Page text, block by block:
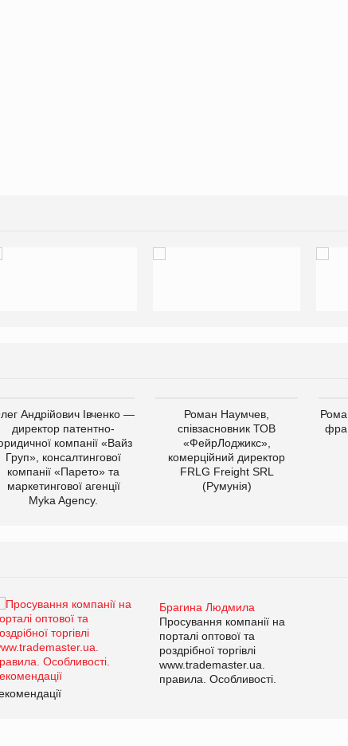
Андрійович Івченко —
директор патентно-
компанії «Вайз
Груп», консалтингової
компанії «Парето» та
маркетингової агенції
Myka Agency.
Роман Наумчев,
співзасновник ТОВ
«ФейрЛоджикс»,
комерційний директор
FRLG Freight SRL
(Румунія)
Брагина Людмила
Просування компанії на
порталі оптової та
роздрібної торгівлі
www.trademaster.ua.
правила. Особливості.